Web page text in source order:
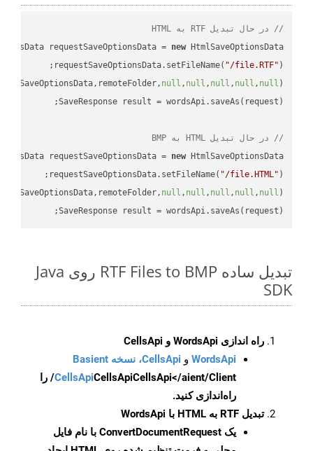
// در حال تبدیل RTF به HTML
requestSaveOptionsData = new
requestSaveOptionsData.setFileName( "/file.RTF"
null , null , null , null , null
// در حال تبدیل HTML به BMP
requestSaveOptionsData = new
requestSaveOptionsData.setFileName( "/file.HTML"
null , null , null , null , null
SaveResponse result = wordsApi.saveAs(request);
تبدیل ساده RTF Files to BMP روی Java
SDK
راه اندازی WordsApi و CellsApi
WordsApi و CellsApi، نسخه Basient
CellsApiCellsApi
CellsApi</aient/Client/ را
راه‌اندازی کنید.
تبدیل RTF به HTML با WordsApi
یک ConvertDocumentRequest با نام فایل